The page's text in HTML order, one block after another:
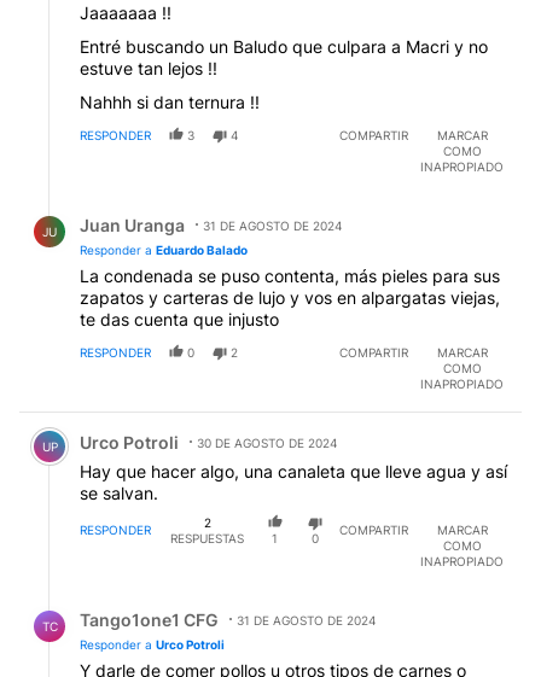
Jaaaaaaa !!
Entré buscando un Baludo que culpara a Macri y no
estuve tan lejos !!
Nahhh si dan ternura !!
RESPONDER 3 4 COMPARTIR
MARCAR
COMO
INAPROPIADO
JU Juan Uranga
31 DE AGOSTO DE 2024
Responder a Eduardo Balado
La condenada se puso contenta, más pieles para sus
zapatos y carteras de lujo y vos en alpargatas viejas,
te das cuenta que injusto
RESPONDER 0 2 COMPARTIR
MARCAR
COMO
INAPROPIADO
Comentario de Urco Potroli.
UP Urco Potroli 30 DE AGOSTO DE 2024
Hay que hacer algo, una canaleta que lleve agua y así
se salvan.
RESPONDER
2
RESPUESTAS
1 0
COMPARTIR
MARCAR
COMO
INAPROPIADO
TC Tango1one1 CFG
31 DE AGOSTO DE 2024
Responder a Urco Potroli
Y darle de comer pollos u otros tipos de carnes o